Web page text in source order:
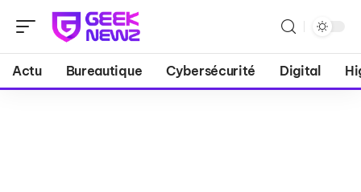
Actu Bureautique Cybersécurité Digital